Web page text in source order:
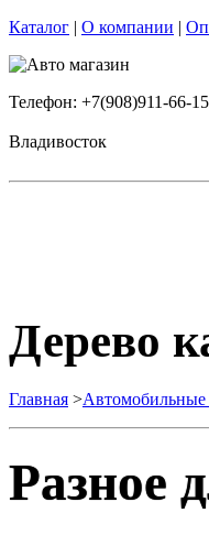
Каталог | О компании |
Телефон: +7(908)911-66-15
Владивосток
Дерево
Главная >Автомобильные
Разное